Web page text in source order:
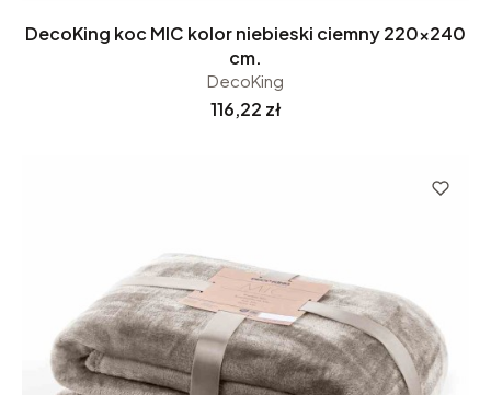
DecoKing koc MIC kolor niebieski ciemny 220x240
cm.
DecoKing
Cena
116,22 zł